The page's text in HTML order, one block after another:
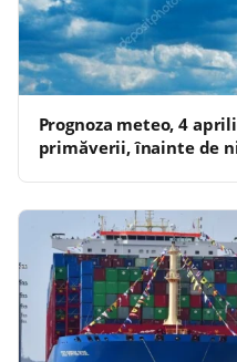
Prognoza meteo, 4
primăverii, înainte de